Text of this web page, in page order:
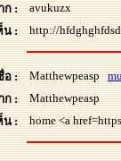
ก :
avukuzx
น :
http://
อ : Matthewpeasp
ก :
Matthewpeasp
น :
home <a